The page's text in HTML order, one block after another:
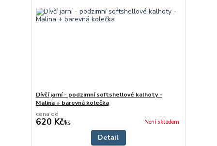
Dívčí jarní - podzimní softshellové kalhoty -
Malina + barevná kolečka
cena od
620 Kč/ks Není skladem
Detail